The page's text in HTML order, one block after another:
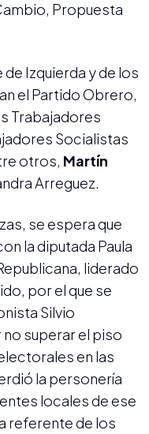
Propuesta
Izquierda y de los
el Partido Obrero,
Trabajadores
Socialistas
otros, Martín
Arreguez.
se espera que
la diputada Paula
liderado
por el que se
Silvio
superar el piso
en las
la personería
locales de ese
referente de los